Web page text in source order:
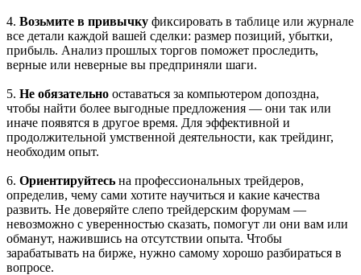
4. Возьмите в привычку фиксировать в таблице или журнале
все детали каждой вашей сделки: размер позиций, убытки,
прибыль. Анализ прошлых торгов поможет проследить,
верные или неверные вы предприняли шаги.
5. Не обязательно оставаться за компьютером допоздна,
чтобы найти более выгодные предложения — они так или
иначе появятся в другое время. Для эффективной и
продолжительной умственной деятельности, как трейдинг,
необходим опыт.
6. Ориентируйтесь на профессиональных трейдеров,
определив, чему сами хотите научиться и какие качества
развить. Не доверяйте слепо трейдерским форумам —
невозможно с уверенностью сказать, помогут ли они вам или
обманут, нажившись на отсутствии опыта. Чтобы
зарабатывать на бирже, нужно самому хорошо разбираться в
вопросе.